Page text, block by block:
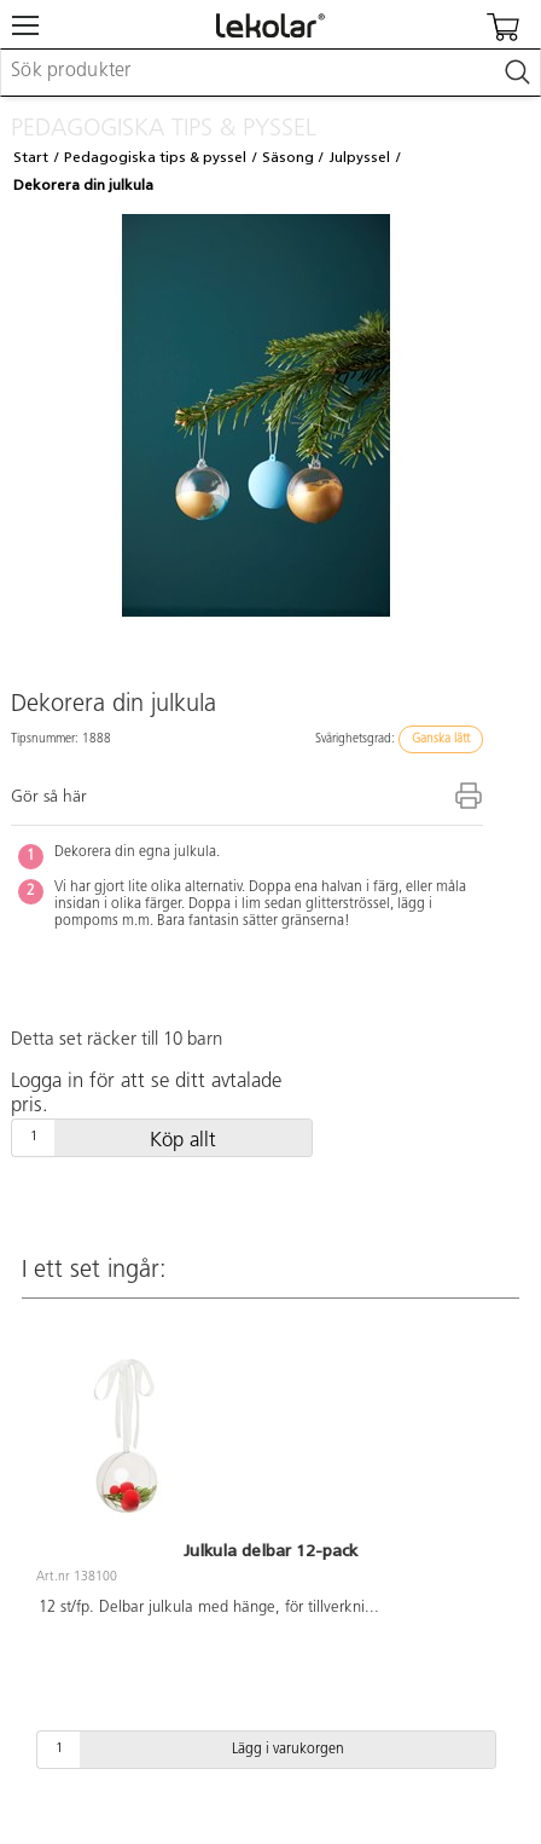
Möbler & inredning
Skapa
Leka
PEDAGOGISKA TIPS & PYSSEL
Start Pedagogiska tips & pyssel Säsong
Julpyssel
Dekorera din julkula
Dekorera din julkula
Tipsnummer: 1888 Svårighetsgrad: Ganska lätt
Gör så här
Dekorera din egna julkula.
Vi har gjort lite olika alternativ. Doppa ena halvan i färg, eller måla
insidan i olika färger. Doppa i lim sedan glitterströssel, lägg i
pompoms m.m. Bara fantasin sätter gränserna!
Detta set räcker till 10 barn
Logga in för att se ditt avtalade
pris.
Köp allt
I ett set ingår:
Julkula delbar 12-pack
Art.nr 138100
12 st/fp. Delbar julkula med hänge, för tillverkni...
Lägg i varukorgen